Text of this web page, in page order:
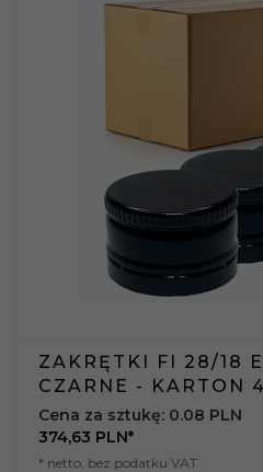
ZAKRĘTKI FI 28/18
CZARNE - KARTON
374,63 PLN*
* netto, bez podatku VAT
Cena za sztukę: 0.08 PLN